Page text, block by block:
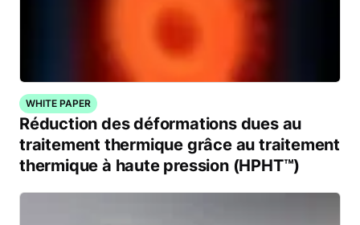
WHITE PAPER
Réduction des déformations dues au
traitement thermique grâce au traitement
thermique à haute pression (HPHT™)